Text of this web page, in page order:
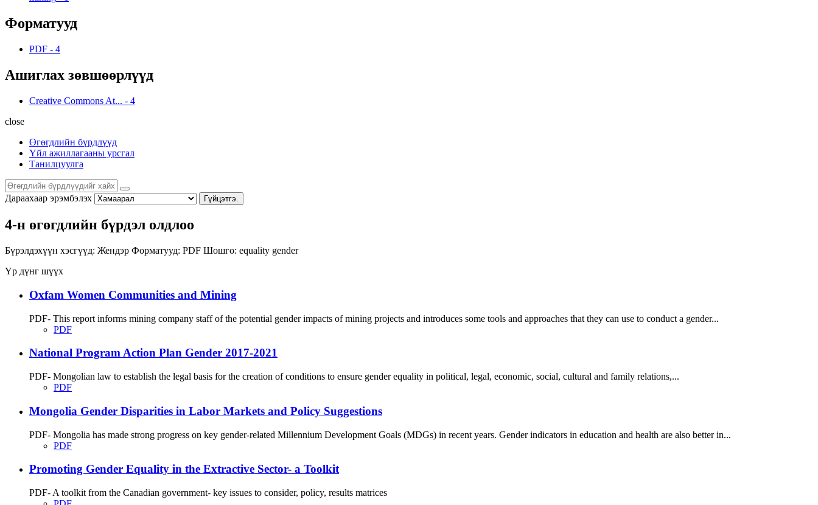
Форматууд
PDF - 4
Ашиглах зөвшөөрлүүд
Creative Commons At... - 4
close
Өгөгдлийн бүрдлүүд
Үйл ажиллагааны урсгал
Танилцуулга
Дараахаар эрэмбэлэх Гүйцэтгэ.
4-н өгөгдлийн бүрдэл олдлоо
Бүрэлдэхүүн хэсгүүд: Жендэр Форматууд: PDF Шошго: equality gender
Үр дүнг шүүх
Oxfam Women Communities and Mining
PDF- This report informs mining company staff of the potential gender impacts of mining projects and introduces some tools and approaches that they can use to conduct a gender...
PDF
National Program Action Plan Gender 2017-2021
PDF- Mongolian law to establish the legal basis for the creation of conditions to ensure gender equality in political, legal, economic, social, cultural and family relations,...
PDF
Mongolia Gender Disparities in Labor Markets and Policy Suggestions
PDF- Mongolia has made strong progress on key gender-related Millennium Development Goals (MDGs) in recent years. Gender indicators in education and health are also better in...
PDF
Promoting Gender Equality in the Extractive Sector- a Toolkit
PDF- A toolkit from the Canadian government- key issues to consider, policy, results matrices